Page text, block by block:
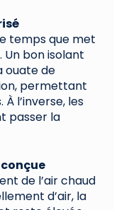
temps que met
bon isolant
ouate de
permettant
l’inverse, les
passer la
de l’air chaud
d’air, la